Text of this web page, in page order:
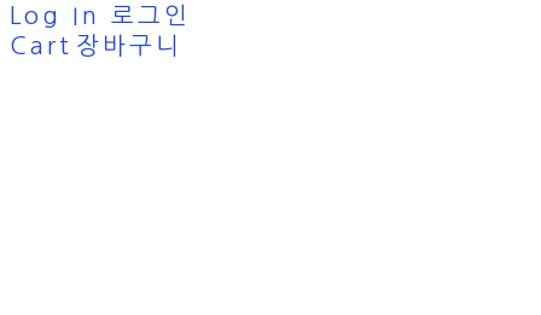
Log In
로그인
Cart 장바구니